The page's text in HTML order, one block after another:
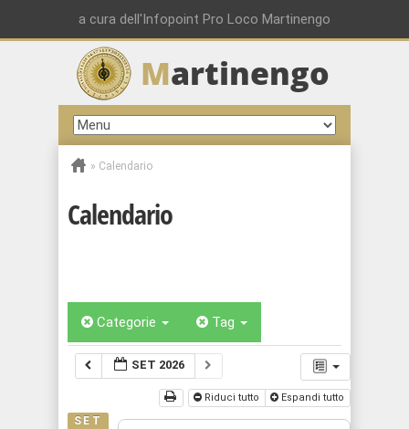
a cura dell'Infopoint Pro Loco Martinengo
Martinengo
» Calendario
Calendario
Categorie Tag
SET 2026
Riduci tutto Espandi tutto
SET